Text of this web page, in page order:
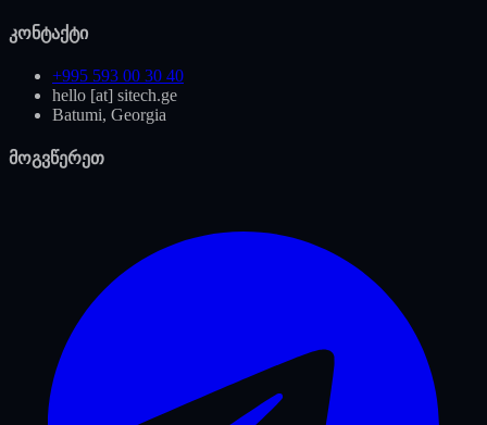
კონტაქტი
+995 593 00 30 40
hello [at] sitech.ge
Batumi, Georgia
მოგვწერეთ